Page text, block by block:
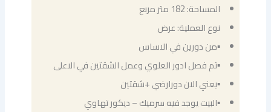
المساحة: 182 متر مربع
نوع العملية: عرض
▪من دورين في الاساس
▪تم فصل ادور العلوي وعمل الشقتين في الاعلى
▪يعني الان دورارضي +شقتين
▪البيت يوجد فيه سرميك – ديكور تهاوي